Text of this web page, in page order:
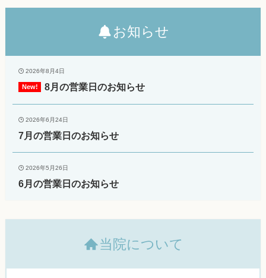
お知らせ
2026年8月4日
8月の営業日のお知らせ
2026年6月24日
7月の営業日のお知らせ
2026年5月26日
6月の営業日のお知らせ
当院について